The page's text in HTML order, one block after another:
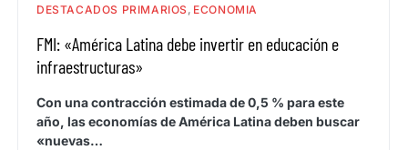
DESTACADOS PRIMARIOS ECONOMIA
FMI: «América Latina debe invertir en educación e
infraestructuras»
Con una contracción estimada de 0,5 % para este
año, las economías de América Latina deben buscar
«nuevas…